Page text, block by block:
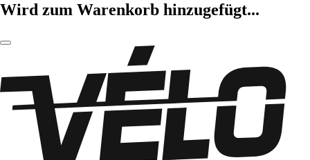
Wird zum Warenkorb hinzugefügt...